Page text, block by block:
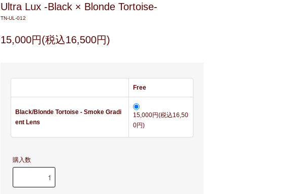
Ultra Lux -Black × Blonde Tortoise-
TN-UL-012
15,000円(税込16,500円)
Free
Black/Blonde Tortoise - Smoke Gradi
ent Lens
15,000円(税込16,50
0円)
購入数